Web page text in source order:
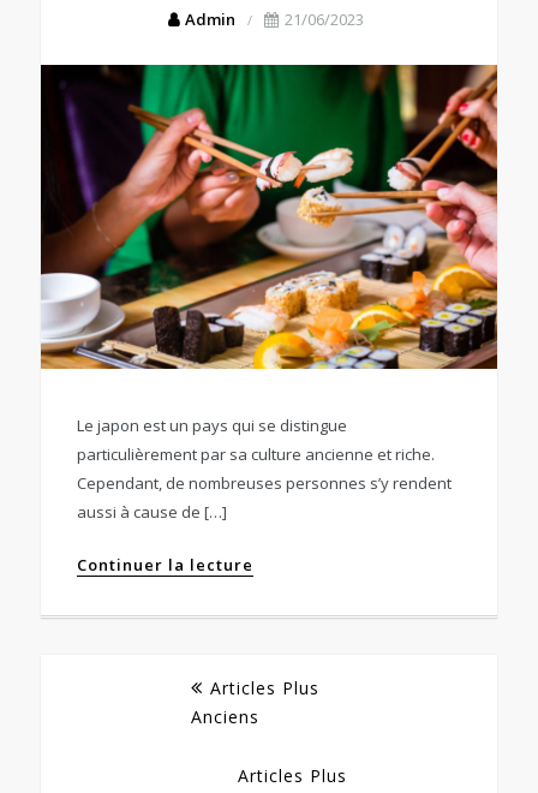
Admin 21/06/2023
Le japon est un pays qui se distingue
particulièrement par sa culture ancienne et riche.
Cependant, de nombreuses personnes s’y rendent
aussi à cause de […]
Continuer la lecture
Navigation
Articles Plus
Anciens
Articles Plus